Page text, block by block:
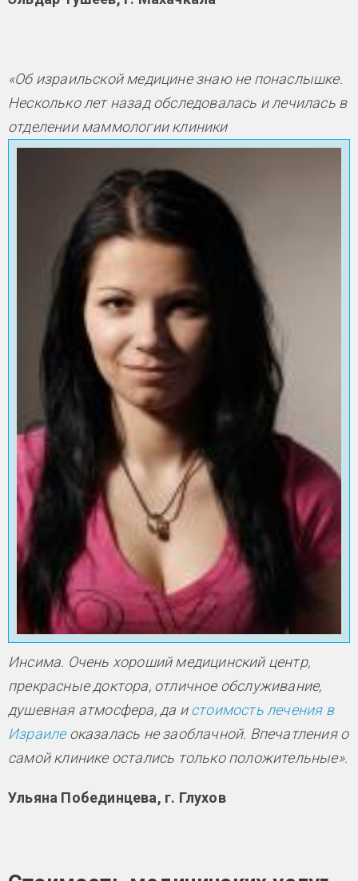
«Об израильской медицине знаю не понаслышке.
Несколько лет назад обследовалась и лечилась в
отделении маммологии клиники
Инсима. Очень хороший медицинский центр,
прекрасные доктора, отличное обслуживание,
душевная атмосфера, да и стоимость лечения в
Израилеоказалась не заоблачной. Впечатления о
самой клинике остались только положительные».
Ульяна Побединцева, г. Глухов